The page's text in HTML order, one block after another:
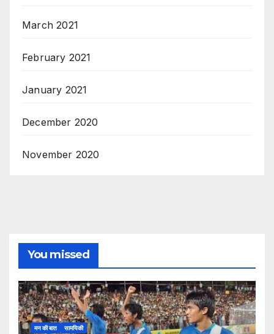
March 2021
February 2021
January 2021
December 2020
November 2020
You missed
मन की बात सामयिकी